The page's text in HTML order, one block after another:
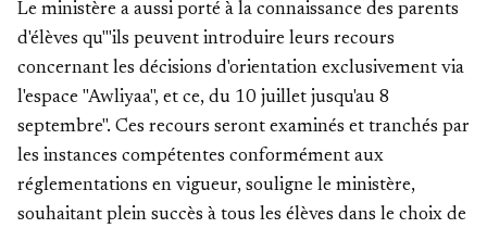
Le ministère a aussi porté à la connaissance des parents
d'élèves qu'"ils peuvent introduire leurs recours
concernant les décisions d'orientation exclusivement via
l'espace "Awliyaa", et ce, du 10 juillet jusqu'au 8
septembre". Ces recours seront examinés et tranchés par
les instances compétentes conformément aux
réglementations en vigueur, souligne le ministère,
souhaitant plein succès à tous les élèves dans le choix de